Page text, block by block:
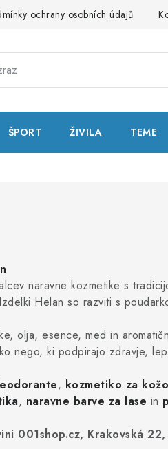
ochrany osobních údajů
ŠPORT ŽIVILA TEME
naravne kozmetike s
Helan so razviti s
olja, esence, med in
nego, ki podpirajo zdravje,
, kozmetiko za kožo
, naravne barve za lase in
001shop.cz, Krakovská 22,